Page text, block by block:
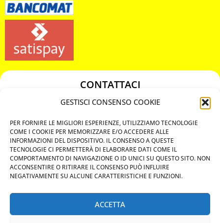
GESTISCI CONSENSO COOKIE
PER FORNIRE LE MIGLIORI ESPERIENZE, UTILIZZIAMO TECNOLOGIE
COME I COOKIE PER MEMORIZZARE E/O ACCEDERE ALLE
INFORMAZIONI DEL DISPOSITIVO. IL CONSENSO A QUESTE
TECNOLOGIE CI PERMETTERÀ DI ELABORARE DATI COME IL
COMPORTAMENTO DI NAVIGAZIONE O ID UNICI SU QUESTO SITO. NON
ACCONSENTIRE O RITIRARE IL CONSENSO PUÒ INFLUIRE
NEGATIVAMENTE SU ALCUNE CARATTERISTICHE E FUNZIONI.
ACCETTA
CONTATTACI
349 3863811
chiavicodificate@gmail.com
Privacy Policy
Cookie Policy
MAPS